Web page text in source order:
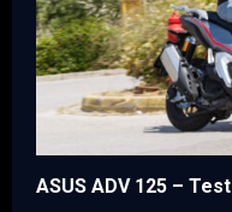
ASUS ADV 125 – Test